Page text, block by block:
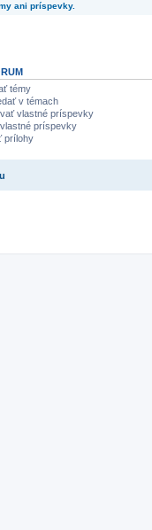
ani príspevky.
témy
v témach
vlastné príspevky
príspevky
prílohy